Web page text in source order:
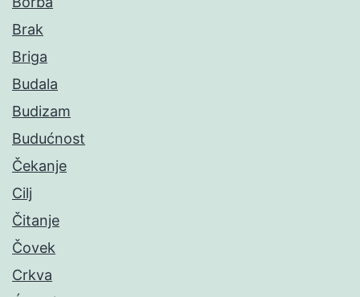
Brak
Briga
Budala
Budizam
Budućnost
Čekanje
Cilj
Čitanje
Čovek
Crkva